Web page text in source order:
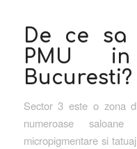
De ce sa
PMU
Bucuresti?
Sector 3 este o zona
numeroase
micropigmentare si